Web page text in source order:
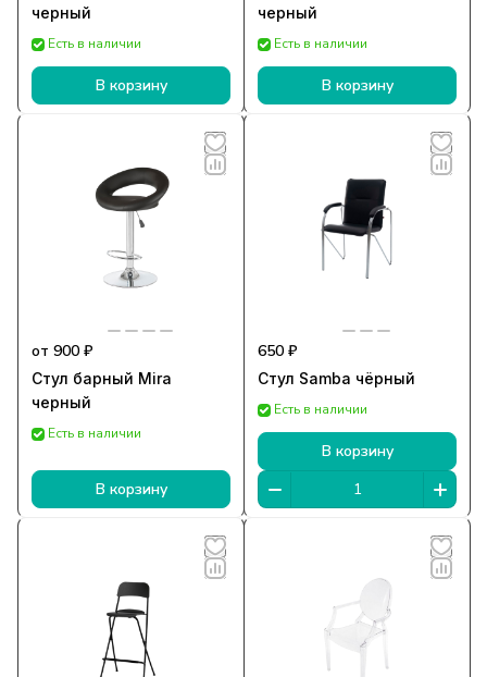
черный
Есть в наличии
В корзину
черный
Есть в наличии
В корзину
от 900 ₽
Стул барный Mira
черный
Есть в наличии
В корзину
650 ₽
Стул Samba чёрный
Есть в наличии
В корзину